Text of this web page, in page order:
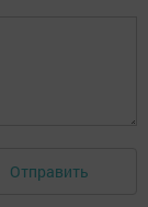
Отправить